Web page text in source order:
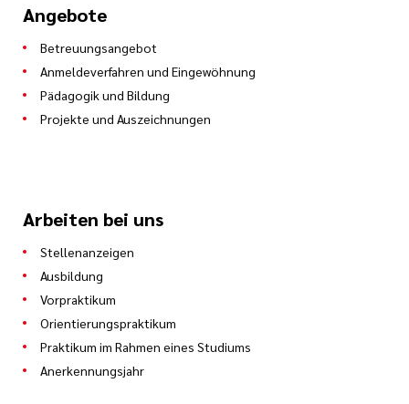
Angebote
Betreuungsangebot
Anmeldeverfahren und Eingewöhnung
Pädagogik und Bildung
Projekte und Auszeichnungen
Arbeiten bei uns
Stellenanzeigen
Ausbildung
Vorpraktikum
Orientierungspraktikum
Praktikum im Rahmen eines Studiums
Anerkennungsjahr